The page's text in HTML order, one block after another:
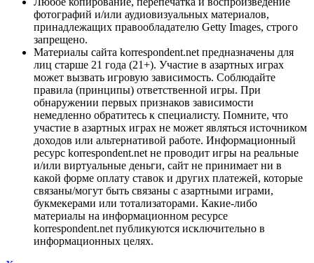
фотографий и/или аудиовизуальных материалов,
принадлежащих правообладателю Getty Images, строго
запрещено.
Материалы сайта korrespondent.net предназначены для
лиц старше 21 года (21+). Участие в азартных играх
может вызвать игровую зависимость. Соблюдайте
правила (принципы) ответственной игры. При
обнаружении первых признаков зависимости
немедленно обратитесь к специалисту. Помните, что
участие в азартных играх не может являться источником
доходов или альтернативой работе. Информационный
ресурс korrespondent.net не проводит игры на реальные
и/или виртуальные деньги, сайт не принимает ни в
какой форме оплату ставок и других платежей, которые
связаны/могут быть связаны с азартными играми,
букмекерами или тотализаторами. Какие-либо
материалы на информационном ресурсе
korrespondent.net публикуются исключительно в
информационных целях.